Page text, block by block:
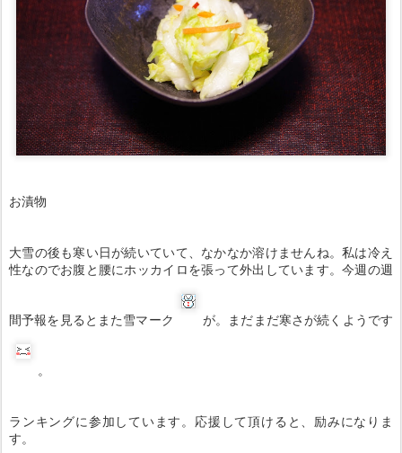
お漬物
大雪の後も寒い日が続いていて、なかなか溶けませんね。私は冷え
性なのでお腹と腰にホッカイロを張って外出しています。今週の週
間予報を見るとまた雪マーク が。まだまだ寒さが続くようです
。
ランキングに参加しています。応援して頂けると、励みになりま
す。